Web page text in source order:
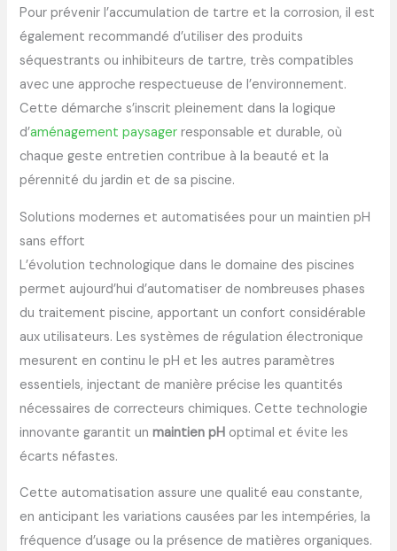
Pour prévenir l’accumulation de tartre et la corrosion, il est
également recommandé d’utiliser des produits
séquestrants ou inhibiteurs de tartre, très compatibles
avec une approche respectueuse de l’environnement.
Cette démarche s’inscrit pleinement dans la logique
d’aménagement paysager responsable et durable, où
chaque geste entretien contribue à la beauté et la
pérennité du jardin et de sa piscine.
Solutions modernes et automatisées pour un maintien pH
sans effort
L’évolution technologique dans le domaine des piscines
permet aujourd’hui d’automatiser de nombreuses phases
du traitement piscine, apportant un confort considérable
aux utilisateurs. Les systèmes de régulation électronique
mesurent en continu le pH et les autres paramètres
essentiels, injectant de manière précise les quantités
nécessaires de correcteurs chimiques. Cette technologie
innovante garantit unmaintien pH optimal et évite les
écarts néfastes.
Cette automatisation assure une qualité eau constante,
en anticipant les variations causées par les intempéries, la
fréquence d’usage ou la présence de matières organiques.